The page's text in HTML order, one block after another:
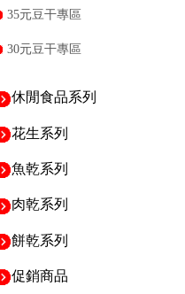
35元豆干專區
30元豆干專區
休閒食品系列
花生系列
魚乾系列
肉乾系列
餅乾系列
促銷商品